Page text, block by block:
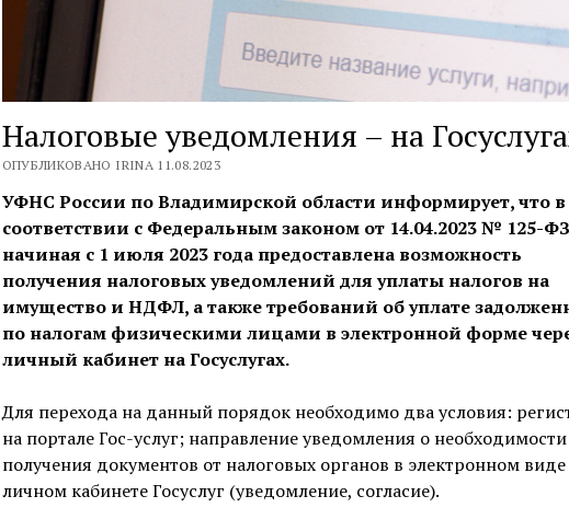
Налоговые уведомления – на
ОПУБЛИКОВАНО IRINA 11.08.2023
УФНС России по Владимирской области информирует, что в
соответствии с Федеральным законом от 14.04.2023 № 125-ФЗ
начиная с 1 июля 2023 года предоставлена возможность
получения налоговых уведомлений для уплаты налогов на
имущество и НДФЛ, а также требований об уплате
по налогам физическими лицами в электронной форме
личный кабинет на Госуслугах.
Для перехода на данный порядок необходимо два условия:
на портале Гос-услуг; направление уведомления о необходимости
получения документов от налоговых органов в электронном виде
личном кабинете Госуслуг (уведомление, согласие).